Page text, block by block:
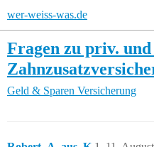
wer-weiss-was.de
Fragen zu priv.
Geld & Sparen Versicherung